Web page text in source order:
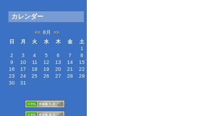
カレンダー
<< 8月
>>
日
月 火 水 木 金
土
1
2
3 4 5 6 7
8
9
10 11 12 13 14
15
16
17 18 19 20 21
22
23
24 25 26 27 28
29
30
31